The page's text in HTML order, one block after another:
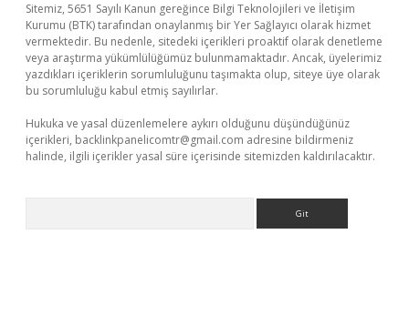
Sitemiz, 5651 Sayılı Kanun gereğince Bilgi Teknolojileri ve İletişim
Kurumu (BTK) tarafından onaylanmış bir Yer Sağlayıcı olarak hizmet
vermektedir. Bu nedenle, sitedeki içerikleri proaktif olarak denetleme
veya araştırma yükümlülüğümüz bulunmamaktadır. Ancak, üyelerimiz
yazdıkları içeriklerin sorumluluğunu taşımakta olup, siteye üye olarak
bu sorumluluğu kabul etmiş sayılırlar.
Hukuka ve yasal düzenlemelere aykırı olduğunu düşündüğünüz
içerikleri, backlinkpanelicomtr@gmail.com adresine bildirmeniz
halinde, ilgili içerikler yasal süre içerisinde sitemizden kaldırılacaktır.